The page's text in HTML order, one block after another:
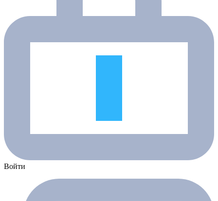
Войти